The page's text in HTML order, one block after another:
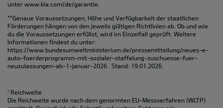
unter www.kia.com/de/garantie.
**Genaue Voraussetzungen, Höhe und Verfügbarkeit der staatlichen
Förderungen hängen von den jeweils gültigen Richtlinien ab. Ob und wie
du die Voraussetzungen erfüllst, wird im Einzelfall geprüft. Weitere
Informationen findest du unter:
https://www.bundesumweltministerium.de/pressemitteilung/neues-e-
auto-foerderprogramm-mit-sozialer-staffelung-zuschuesse-fuer-
neuzulassungen-ab-1-januar-2026 . Stand: 19.01.2026.
¹ Reichweite
Die Reichweite wurde nach dem genormten EU-Messverfahren (WLTP)